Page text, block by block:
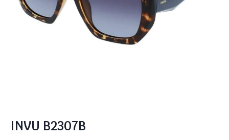
INVU B2307B